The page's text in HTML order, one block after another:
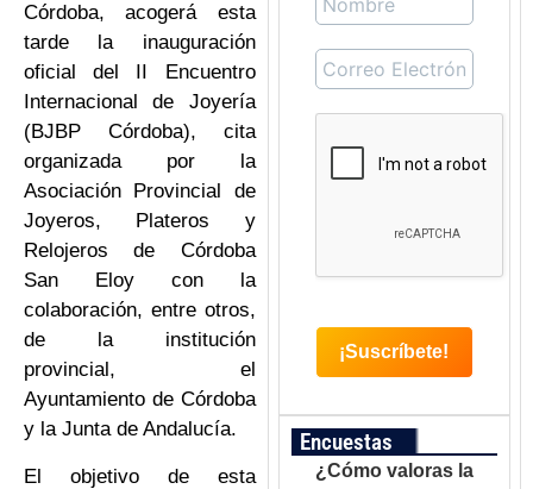
Córdoba, acogerá esta
tarde la inauguración
oficial del II Encuentro
Internacional de Joyería
(BJBP Córdoba), cita
organizada por la
Asociación Provincial de
Joyeros, Plateros y
Relojeros de Córdoba
San Eloy con la
colaboración, entre otros,
de la institución
provincial, el
Ayuntamiento de Córdoba
y la Junta de Andalucía.
El objetivo de esta
Encuestas
¿Cómo valoras la